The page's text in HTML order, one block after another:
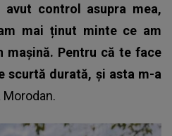
control asupra mea,
mai ținut minte ce am
mașină. Pentru că te face
scurtă durată, și asta m-a